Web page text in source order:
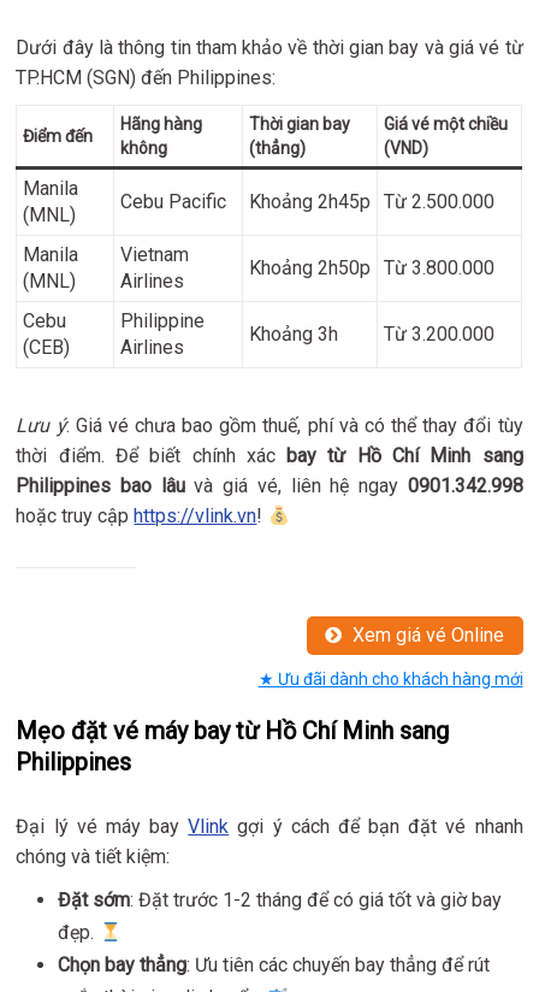
Dưới đây là thông tin tham khảo về thời gian bay và giá vé từ
TP.HCM (SGN) đến Philippines:
Điểm đến
Hãng hàng
không
Thời gian bay
(thẳng)
Giá vé một chiều
(VND)
Manila
(MNL)
Cebu Pacific Khoảng 2h45p Từ 2.500.000
Manila
(MNL)
Vietnam
Airlines
Khoảng 2h50p Từ 3.800.000
Cebu
(CEB)
Philippine
Airlines
Khoảng 3h Từ 3.200.000
Lưu ý: Giá vé chưa bao gồm thuế, phí và có thể thay đổi tùy
thời điểm. Để biết chính xác bay từ Hồ Chí Minh sang
Philippines bao lâuvà giá vé, liên hệ ngay 0901.342.998
hoặc truy cậphttps://vlink.vn!
Xem giá vé Online
★ Ưu đãi dành cho khách hàng mới
Mẹo đặt vé máy bay từ Hồ Chí Minh sang
Philippines
Đại lý vé máy bayVlink gợi ý cách để bạn đặt vé nhanh
chóng và tiết kiệm:
Đặt sớm: Đặt trước 1-2 tháng để có giá tốt và giờ bay
đẹp.
Chọn bay thẳng: Ưu tiên các chuyến bay thẳng để rút